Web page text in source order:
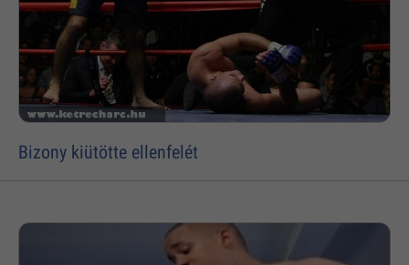
Bizony kiütötte ellenfelét